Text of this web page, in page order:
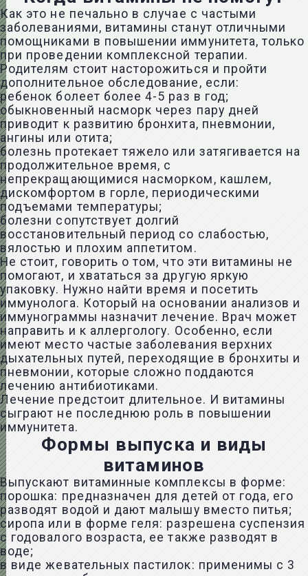
Как это не печально в случае с частыми
заболеваниями, витамины станут отличными
помощниками в повышении иммунитета, только
при проведении комплексной терапии.
Родителям стоит насторожиться и пройти
дополнительное обследование, если:
ребенок болеет более 4-5 раз в год;
обыкновенный насморк через пару дней
приводит к развитию бронхита, пневмонии,
ангины или отита;
болезнь протекает тяжело или затягивается на
продолжительное время, с
непрекращающимися насморком, кашлем,
дискомфортом в горле, периодическими
подъемами температуры;
болезни сопутствует долгий
восстановительный период со слабостью,
вялостью и плохим аппетитом.
Не стоит, говорить о том, что эти витамины не
помогают, и хвататься за другую яркую
упаковку. Нужно найти время и посетить
иммунолога. Который на основании анализов и
иммунограммы назначит лечение. Врач может
направить и к аллергологу. Особенно, если
имеют место частые заболевания верхних
дыхательных путей, переходящие в бронхиты и
пневмонии, которые сложно поддаются
лечению антибиотиками.
Лечение предстоит длительное. И витамины
сыграют не последнюю роль в повышении
иммунитета.
Формы выпуска и виды
витаминов
Выпускают витаминные комплексы в форме:
порошка: предназначен для детей от года, его
разводят водой и дают малышу вместо питья;
сиропа или в форме геля: разрешена суспензия
с годовалого возраста, ее также разводят в
воде;
в виде жевательных пастилок: применимы с 3